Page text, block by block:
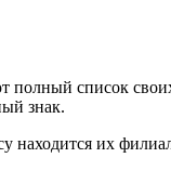
полный список
знак.
находится их